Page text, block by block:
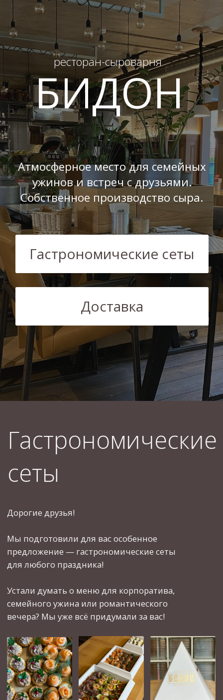
ресторан-сыроварня
Атмосферное место для семейных
ужинов и встреч с друзьями.
Собственное производство сыра.
БИДОН
Гастрономические сеты
Доставка
Гастрономические
сеты
Дорогие друзья!
Мы подготовили для вас особенное
предложение — гастрономические сеты
для любого праздника!
семейного ужина или романтического
вечера? Мы уже всё придумали за вас!
СЕТ № 3
СЕТ № 2
Ассорти свежих фруктов
с манго
Мясное и сырное ассорти
Закуски: шот капрезе, греческие канапе,
канапе с виноградом и сыром, канапе
креветки гриль
Нежные ванильные мадлен
Изысканный сырный сет со свежими
фруктами
Брускетты с говядиной, креветками,
печёным перцем